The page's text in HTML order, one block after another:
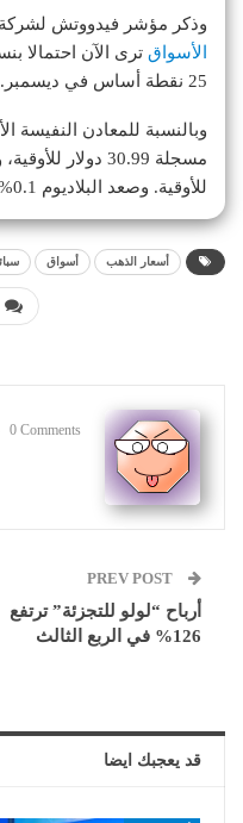
وذكر مؤشر فيدووتش
الأسواق
25 نقطة أساس في ديسمبر.
للأوقية. وصعد البلاديوم 0.1% إلى 1021.73 دولار.
أسعار الذهب أسواق
0 Comments
أرباح “لولو للتجزئة” ترتفع
126% في الربع الثالث
قد يعجبك ايضا